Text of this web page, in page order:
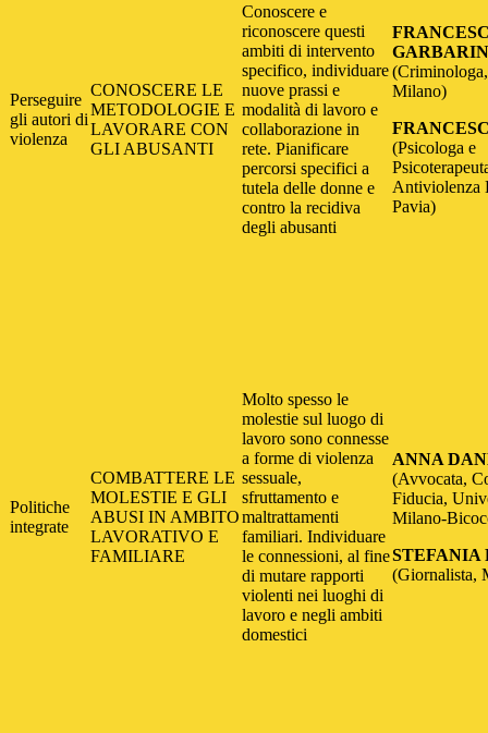
Perseguire
gli autori di
violenza
CONOSCERE LE
METODOLOGIE E
LAVORARE CON
GLI ABUSANTI
Conoscere e
riconoscere questi
ambiti di intervento
specifico, individuare
nuove prassi e
modalità di lavoro e
collaborazione in
rete. Pianificare
percorsi specifici a
tutela delle donne e
contro la recidiva
degli abusanti
Milano)
(Psicologa e
Antiviolenza
Pavia)
Politiche
integrate
COMBATTERE LE
MOLESTIE E GLI
ABUSI IN AMBITO
LAVORATIVO E
FAMILIARE
Molto spesso le
molestie sul luogo di
lavoro sono connesse
a forme di violenza
sessuale,
sfruttamento e
maltrattamenti
familiari. Individuare
le connessioni, al fine
di mutare rapporti
violenti nei luoghi di
lavoro e negli ambiti
domestici
ANNA
(Avvocata,
Fiducia,
Milano-
STEFANIA
(Giornalista,